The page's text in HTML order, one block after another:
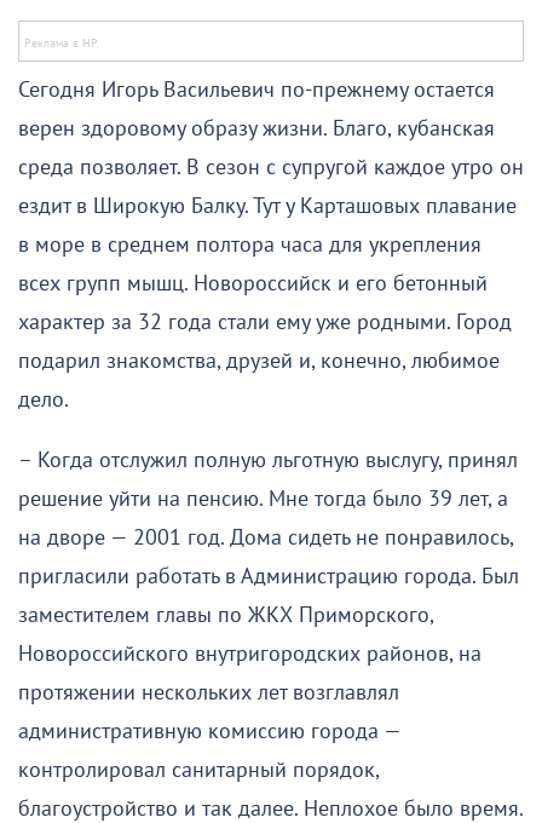
Сегодня Игорь Васильевич по-прежнему остается
верен здоровому образу жизни. Благо, кубанская
среда позволяет. В сезон с супругой каждое утро он
ездит в Широкую Балку. Тут у Карташовых плавание
в море в среднем полтора часа для укрепления
всех групп мышц. Новороссийск и его бетонный
характер за 32 года стали ему уже родными. Город
подарил знакомства, друзей и, конечно, любимое
дело.
– Когда отслужил полную льготную выслугу, принял
решение уйти на пенсию. Мне тогда было 39 лет, а
на дворе — 2001 год. Дома сидеть не понравилось,
пригласили работать в Администрацию города. Был
заместителем главы по ЖКХ Приморского,
Новороссийского внутригородских районов, на
протяжении нескольких лет возглавлял
административную комиссию города —
контролировал санитарный порядок,
благоустройство и так далее. Неплохое было время.